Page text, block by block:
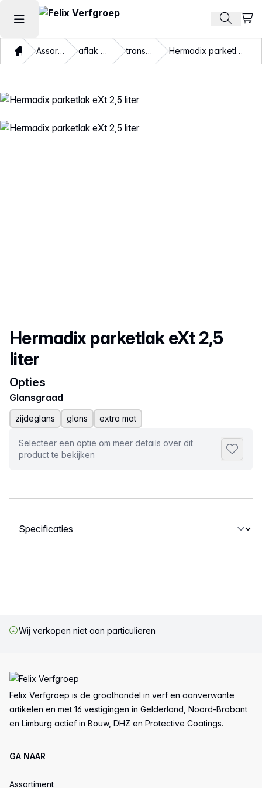
Hoofdmenu openen Zoek
Thuis Assortiment aflak en beits transparant Hermadix parketlak eXt 2,5 liter
Productnaam
Hermadix parketlak eXt 2,5
liter
Opties
Glansgraad
zijdeglans glans extra mat
Selecteer een optie om meer details over dit
product te bekijken
Selecteer een tabblad
Wij verkopen niet aan particulieren
Felix Verfgroep is de groothandel in verf en aanverwante
artikelen en met 16 vestigingen in Gelderland, Noord-Brabant
en Limburg actief in Bouw, DHZ en Protective Coatings.
GA NAAR
Assortiment